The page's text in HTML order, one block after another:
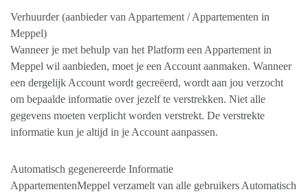
Verhuurder (aanbieder van Appartement / Appartementen in
Meppel)
Wanneer je met behulp van het Platform een Appartement in
Meppel wil aanbieden, moet je een Account aanmaken. Wanneer
een dergelijk Account wordt gecreëerd, wordt aan jou verzocht
om bepaalde informatie over jezelf te verstrekken. Niet alle
gegevens moeten verplicht worden verstrekt. De verstrekte
informatie kun je altijd in je Account aanpassen.
Automatisch gegenereerde Informatie
AppartementenMeppel verzamelt van alle gebruikers Automatisch